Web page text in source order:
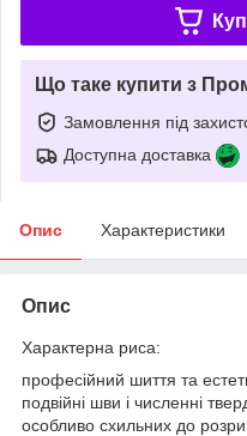
Що таке купити з
Замовлення під
Доступна доставка
Опис Характеристики
Опис
Характерна риса:
професійний шиття та
подвійні шви і численні
особливо схильних до